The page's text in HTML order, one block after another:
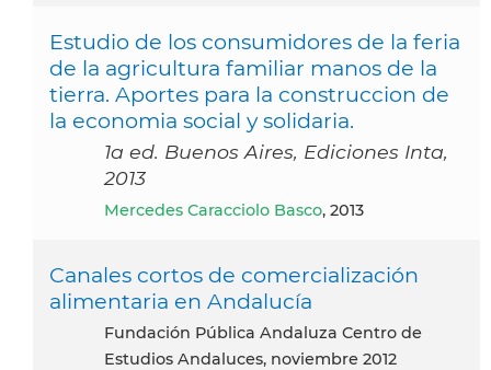
Estudio de los consumidores de la feria
de la agricultura familiar manos de la
tierra. Aportes para la construccion de
la economia social y solidaria.
1a ed. Buenos Aires, Ediciones Inta,
2013
Mercedes Caracciolo Basco, 2013
Canales cortos de comercialización
alimentaria en Andalucía
Fundación Pública Andaluza Centro de
Estudios Andaluces, noviembre 2012